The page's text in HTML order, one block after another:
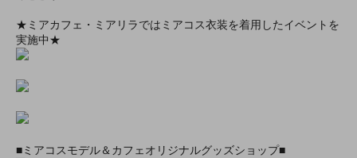
★ミアカフェ・ミアリラではミアコス衣装を着用したイベントを
実施中★
■ミアコスモデル＆カフェオリジナルグッズショップ■